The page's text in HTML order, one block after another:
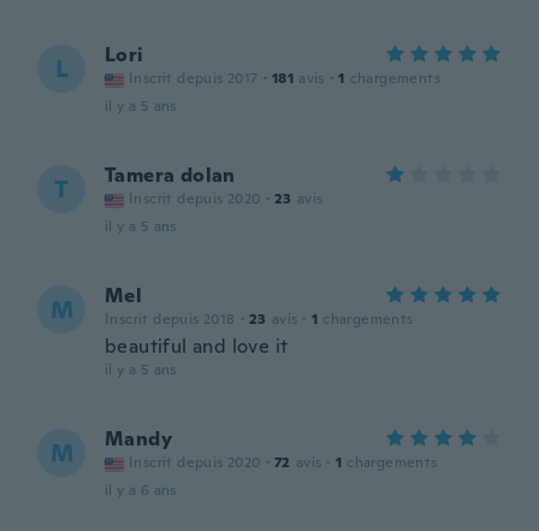
L Lori
Inscrit depuis 2017 · 181 avis · 1 chargements
il y a 5 ans
T Tamera dolan
Inscrit depuis 2020 · 23 avis
il y a 5 ans
M Mel
Inscrit depuis 2018 · 23 avis · 1 chargements
beautiful and love it
il y a 5 ans
M Mandy
Inscrit depuis 2020 · 72 avis · 1 chargements
il y a 6 ans